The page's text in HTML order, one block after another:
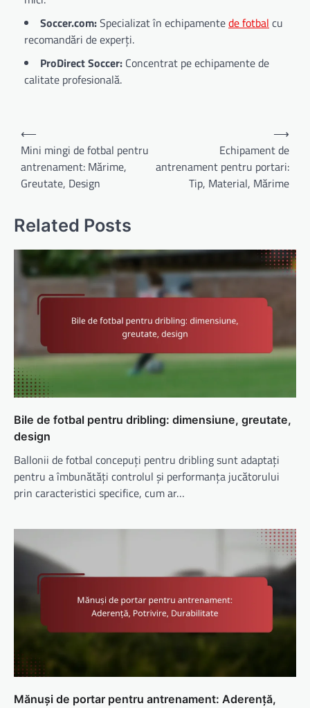
Soccer.com:Specializat în echipamentede fotbal cu
recomandări de experți.
ProDirect Soccer: Concentrat pe echipamente de
calitate profesională.
Post
navigation
⟵
Mini mingi de fotbal pentru
antrenament: Mărime,
Greutate, Design
Echipament de
antrenament pentru portari:
Tip, Material, Mărime
⟶
Related Posts
Bile de fotbal pentru dribling: dimensiune, greutate,
design
Ballonii de fotbal concepuți pentru dribling sunt adaptați
pentru a îmbunătăți controlul și performanța jucătorului
prin caracteristici specifice, cum ar…
Mănuși de portar pentru antrenament: Aderență,